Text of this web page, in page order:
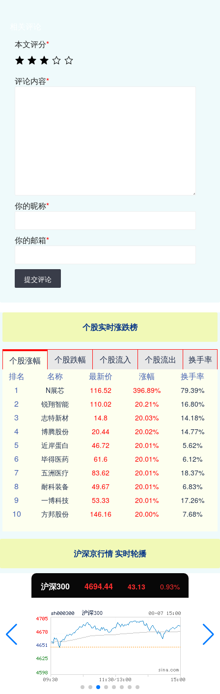
本文评分*
评论内容*
你的昵称*
你的邮箱*
提交评论
个股实时涨跌榜
个股涨幅 个股跌幅 个股流入 个股流出
换手率
排名
名称 最新价 涨幅
换手率
1
N展芯 116.52 396.89% 79.39%
2 锐翔智能 110.02 20.21% 16.80%
3 志特新材 14.8 20.03% 14.18%
4 博腾股份 20.44 20.02% 14.77%
5 近岸蛋白 46.72 20.01% 5.62%
6 毕得医药 61.6 20.01% 6.12%
7 五洲医疗 83.62 20.01% 18.37%
8 耐科装备 49.67 20.01% 6.83%
9 一博科技 53.33 20.01% 17.26%
10 方邦股份 146.16 20.00% 7.68%
沪深京行情 实时轮播
北证50 1134.24 11.37 1.01%